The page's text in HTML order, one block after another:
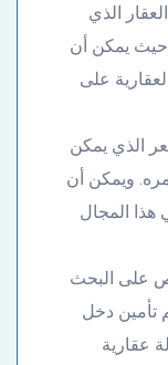
الذي
حيث يمكن أن
على
الذي يمكن
ويمكن أن
المجال
على البحث
تأمين دخل
عقارية